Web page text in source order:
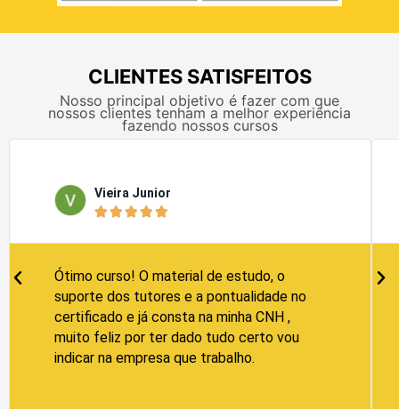
CLIENTES SATISFEITOS
Nosso principal objetivo é fazer com que
nossos clientes tenham a melhor experiência
fazendo nossos cursos
Vieira Junior
    
Ótimo curso! O material de estudo, o
suporte dos tutores e a pontualidade no
certificado e já consta na minha CNH ,
muito feliz por ter dado tudo certo vou
indicar na empresa que trabalho.